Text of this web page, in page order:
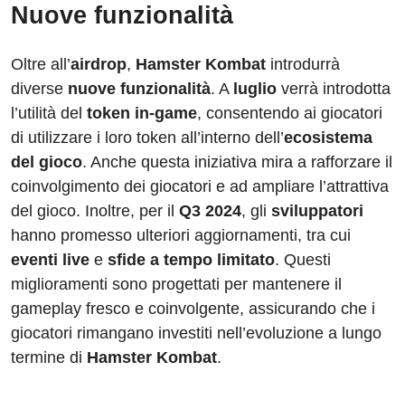
Nuove funzionalità
Oltre all’airdrop, Hamster Kombat introdurrà
diverse nuove funzionalità. A luglio verrà introdotta
l’utilità del token in-game, consentendo ai giocatori
di utilizzare i loro token all’interno dell’ecosistema
del gioco. Anche questa iniziativa mira a rafforzare il
coinvolgimento dei giocatori e ad ampliare l’attrattiva
del gioco. Inoltre, per il Q3 2024, gli sviluppatori
hanno promesso ulteriori aggiornamenti, tra cui
eventi live e sfide a tempo limitato. Questi
miglioramenti sono progettati per mantenere il
gameplay fresco e coinvolgente, assicurando che i
giocatori rimangano investiti nell’evoluzione a lungo
termine di Hamster Kombat.